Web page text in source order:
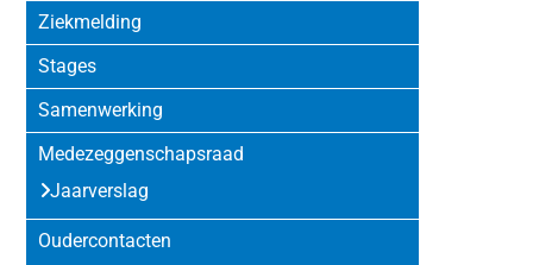
Ziekmelding
Stages
Samenwerking
Medezeggenschapsraad
Jaarverslag
Oudercontacten